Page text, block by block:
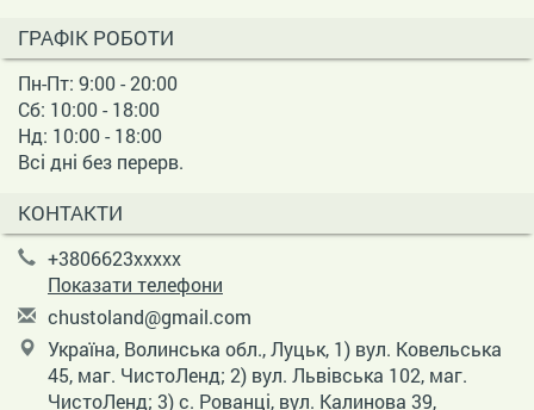
ГРАФІК РОБОТИ
Пн-Пт: 9:00 - 20:00
Сб: 10:00 - 18:00
Нд: 10:00 - 18:00
Всі дні без перерв.
КОНТАКТИ
+3806623xxxxx
Показати телефони
chustoland@gmail.com
Україна, Волинська обл., Луцьк, 1) вул. Ковельська
45, маг. ЧистоЛенд; 2) вул. Львівська 102, маг.
ЧистоЛенд; 3) с. Рованці, вул. Калинова 39,